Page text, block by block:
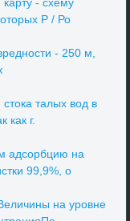
- схему
Р / Ро
- 250 м,
талых вод в
как г.
адсорбцию на
99,9%, о
на уровне